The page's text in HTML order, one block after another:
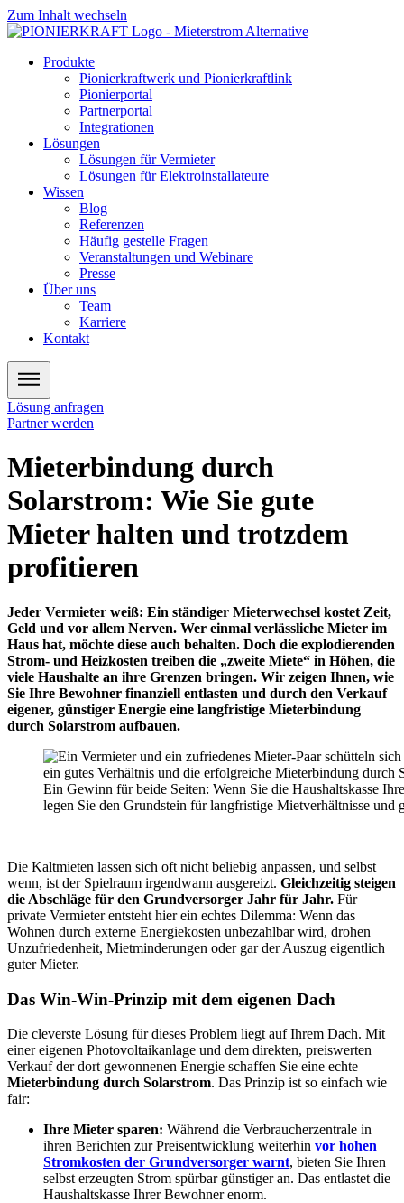
Zum Inhalt wechseln
Produkte
Pionierkraftwerk und Pionierkraftlink
Pionierportal
Partnerportal
Integrationen
Lösungen
Lösungen für Vermieter
Lösungen für Elektroinstallateure
Wissen
Blog
Referenzen
Häufig gestelle Fragen
Veranstaltungen und Webinare
Presse
Über uns
Team
Karriere
Kontakt
Lösung anfragen
Partner werden
Mieterbindung durch
Solarstrom: Wie Sie gute
Mieter halten und trotzdem
profitieren
Jeder Vermieter weiß: Ein ständiger Mieterwechsel kostet Zeit,
Geld und vor allem Nerven. Wer einmal verlässliche Mieter im
Haus hat, möchte diese auch behalten. Doch die explodierenden
Strom- und Heizkosten treiben die „zweite Miete“ in Höhen, die
viele Haushalte an ihre Grenzen bringen. Wir zeigen Ihnen, wie
Sie Ihre Bewohner finanziell entlasten und durch den Verkauf
eigener, günstiger Energie eine langfristige Mieterbindung
durch Solarstrom aufbauen.
Ein Gewinn für beide Seiten: Wenn Sie die Haushaltskasse
legen Sie den Grundstein für langfristige Mietverhältnisse und
Die Kaltmieten lassen sich oft nicht beliebig anpassen, und selbst
wenn, ist der Spielraum irgendwann ausgereizt. Gleichzeitig steigen
die Abschläge für den Grundversorger Jahr für Jahr. Für
private Vermieter entsteht hier ein echtes Dilemma: Wenn das
Wohnen durch externe Energiekosten unbezahlbar wird, drohen
Unzufriedenheit, Mietminderungen oder gar der Auszug eigentlich
guter Mieter.
Das Win-Win-Prinzip mit dem eigenen Dach
Die cleverste Lösung für dieses Problem liegt auf Ihrem Dach. Mit
einer eigenen Photovoltaikanlage und dem direkten, preiswerten
Verkauf der dort gewonnenen Energie schaffen Sie eine echte
Mieterbindung durch Solarstrom. Das Prinzip ist so einfach wie
fair:
Ihre Mieter sparen: Während die Verbraucherzentrale in
ihren Berichten zur Preisentwicklung weiterhin vor hohen
Stromkosten der Grundversorger warnt, bieten Sie Ihren
selbst erzeugten Strom spürbar günstiger an. Das entlastet die
Haushaltskasse Ihrer Bewohner enorm.